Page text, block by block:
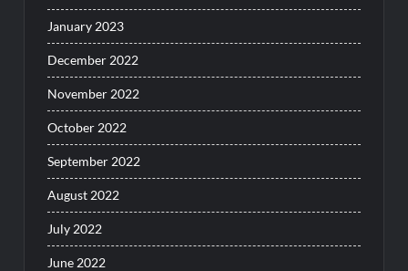
January 2023
December 2022
November 2022
October 2022
September 2022
August 2022
July 2022
June 2022